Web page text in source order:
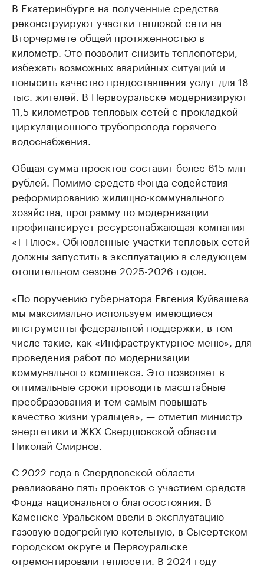
В Екатеринбурге на полученные средства
реконструируют участки тепловой сети на
Вторчермете общей протяженностью в
километр. Это позволит снизить теплопотери,
избежать возможных аварийных ситуаций и
повысить качество предоставления услуг для 18
тыс. жителей. В Первоуральске модернизируют
11,5 километров тепловых сетей с прокладкой
циркуляционного трубопровода горячего
водоснабжения.
Общая сумма проектов составит более 615 млн
рублей. Помимо средств Фонда содействия
реформированию жилищно-коммунального
хозяйства, программу по модернизации
профинансирует ресурсонабжающая компания
«Т Плюс». Обновленные участки тепловых сетей
должны запустить в эксплуатацию в следующем
отопительном сезоне 2025-2026 годов.
«По поручению губернатора Евгения Куйвашева
мы максимально используем имеющиеся
инструменты федеральной поддержки, в том
числе такие, как «Инфраструктурное меню», для
проведения работ по модернизации
коммунального комплекса. Это позволяет в
оптимальные сроки проводить масштабные
преобразования и тем самым повышать
качество жизни уральцев», — отметил министр
энергетики и ЖКХ Свердловской области
Николай Смирнов.
С 2022 года в Свердловской области
реализовано пять проектов с участием средств
Фонда национального благосостояния. В
Каменске-Уральском ввели в эксплуатацию
газовую водогрейную котельную, в Сысертском
городском округе и Первоуральске
отремонтировали теплосети. В 2024 году